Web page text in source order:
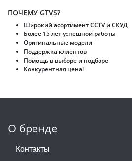
ПОЧЕМУ GTVS?
Широкий асортимент CCTV и CКУД
Более 15 лет успешной работы
Оригинальные модели
Поддержка клиентов
Помощь в выборе и подборе
Конкурентная цена!
О бренде
Контакты